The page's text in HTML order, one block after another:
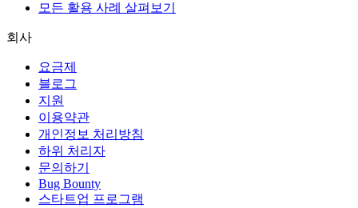
모든 활용 사례 살펴보기
회사
요금제
블로그
지원
이용약관
개인정보 처리방침
하위 처리자
문의하기
Bug Bounty
스타트업 프로그램